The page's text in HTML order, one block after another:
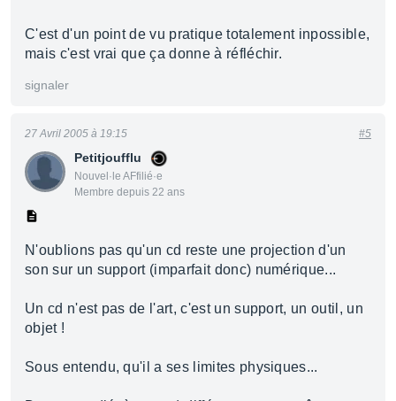
C'est d'un point de vu pratique totalement inpossible,
mais c'est vrai que ça donne à réfléchir.
signaler
Petitjoufflu
Nouvel·le AFfilié·e
Membre depuis 22 ans
27 Avril 2005 à 19:15 #5
N'oublions pas qu'un cd reste une projection d'un
son sur un support (imparfait donc) numérique...
Un cd n'est pas de l'art, c'est un support, un outil, un
objet !
Sous entendu, qu'il a ses limites physiques...